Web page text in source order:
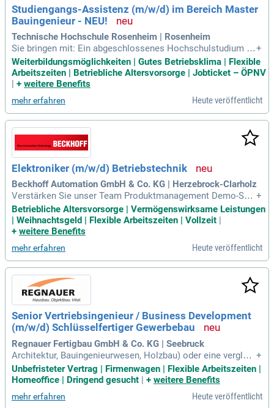
Studiengangs-Assistenz (m/w/d) im Bereich Master
Bauingenieur - NEU!
Technische Hochschule Rosenheim | Rosenheim
Sie bringen mit: Ein abgeschlossenes Hochschulstudium au
f Bachelorniveau im Bereich Bauingenieurwesen mit Schwer
punkt Holzbau, im Bereich Holzbau und Ausbau oder verglei
chbar; selbstständige service- und ergebnisorientierte Arbeit
+
Weiterbildungsmöglichkeiten | Gutes Betriebsklima | Flexible
Arbeitszeiten | Betriebliche Altersvorsorge | Jobticket – ÖPNV
| + weitere Benefits
mehr erfahren Heute veröffentlicht
Elektroniker (m/w/d) Betriebstechnik
Beckhoff Automation GmbH & Co. KG | Herzebrock-Clarholz
Verstärken Sie unser Team Produktmanagement Demo-Syst
ems als Elektroniker (m/w/d) Betriebstechnik im internen M
aschinen- und Betriebsmittelbau am Standort Herzebrock-Cl
arholz sowie an umliegenden Standorten und gestalten Sie
+
Betriebliche Altersvorsorge | Vermögenswirksame Leistungen
| Weihnachtsgeld | Flexible Arbeitszeiten | Vollzeit
+ weitere Benefits
mehr erfahren Heute veröffentlicht
Senior Vertriebsingenieur / Business Development
(m/w/d) Schlüsselfertiger Gewerbebau
Regnauer Fertigbau GmbH & Co. KG | Seebruck
Architektur, Bauingenieurwesen, Holzbau) oder eine vergleic
hbare Qualifikation. Du bringst Erfahrung im Bau-, Immobilie
n- oder technischen Projektvertrieb mit.
+
Unbefristeter Vertrag | Firmenwagen | Flexible Arbeitszeiten |
Homeoffice | Dringend gesucht | + weitere Benefits
mehr erfahren Heute veröffentlicht